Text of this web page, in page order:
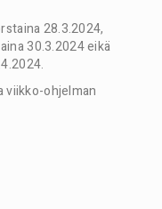
28.3.2024,
30.3.2024 eikä
viikko-ohjelman